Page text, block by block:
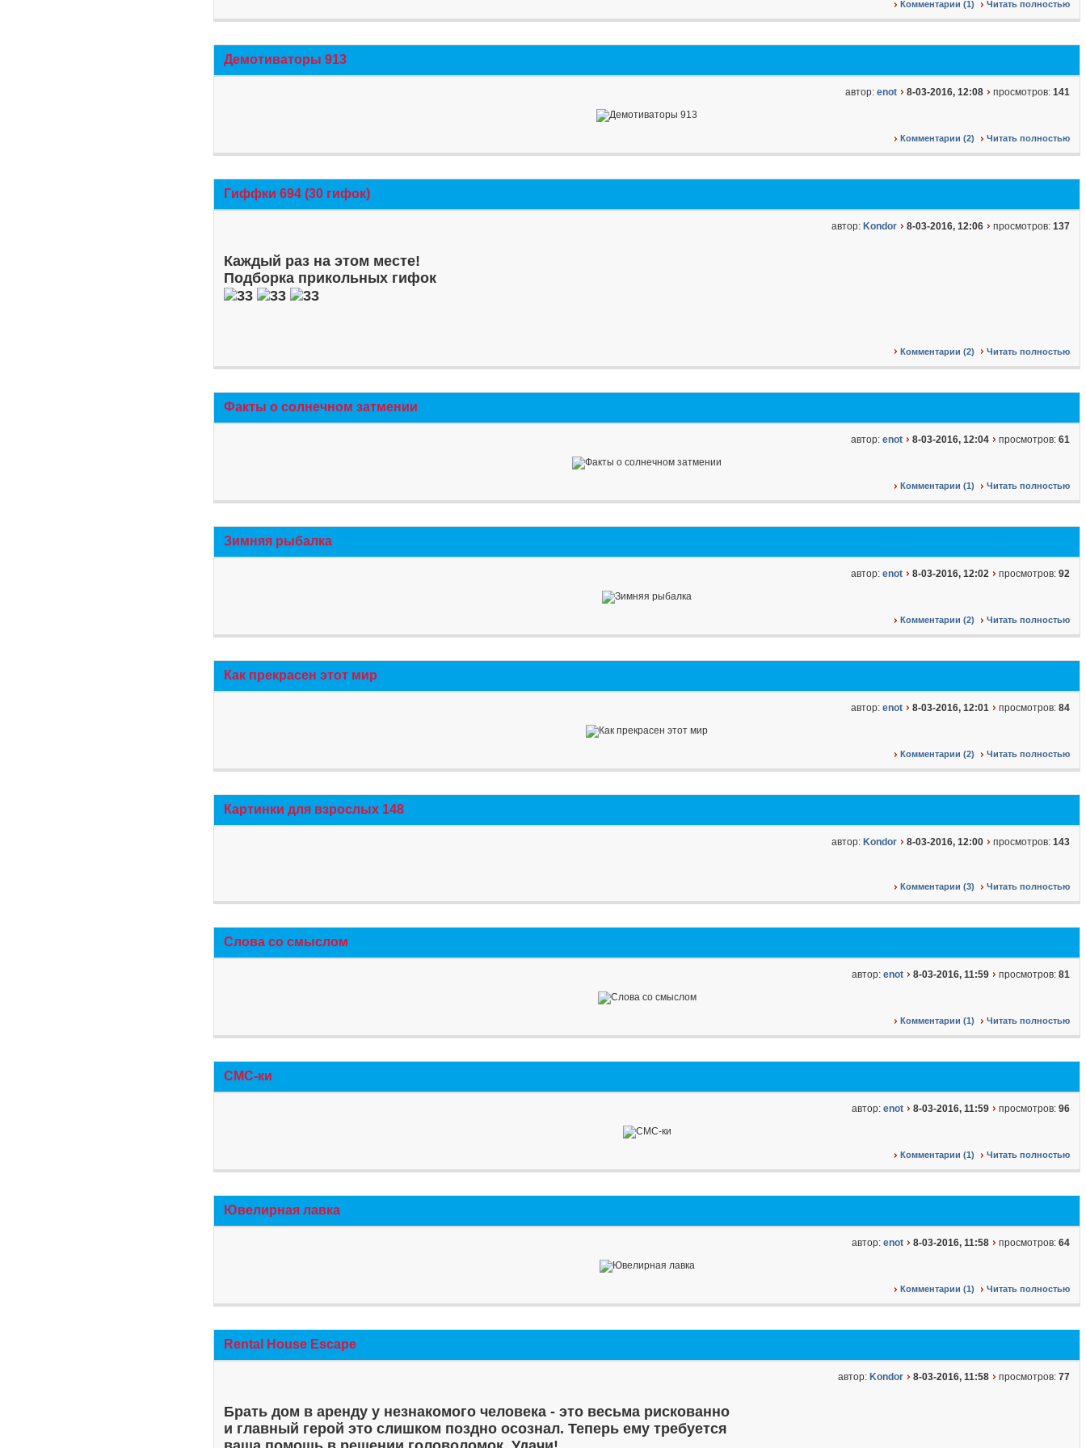
Комментарии (1) Читать полностью
Демотиваторы 913
автор: enot 8-03-2016, 12:08 просмотров: 141
Комментарии (2) Читать полностью
Гиффки 694 (30 гифок)
автор: Kondor 8-03-2016, 12:06 просмотров: 137
Каждый раз на этом месте!
Подборка прикольных гифок
Комментарии (2) Читать полностью
Факты о солнечном затмении
автор: enot 8-03-2016, 12:04 просмотров: 61
Комментарии (1) Читать полностью
Зимняя рыбалка
автор: enot 8-03-2016, 12:02 просмотров: 92
Комментарии (2) Читать полностью
Как прекрасен этот мир
автор: enot 8-03-2016, 12:01 просмотров: 84
Комментарии (2) Читать полностью
Картинки для взрослых 148
автор: Kondor 8-03-2016, 12:00 просмотров: 143
Комментарии (3) Читать полностью
Слова со смыслом
автор: enot 8-03-2016, 11:59 просмотров: 81
Комментарии (1) Читать полностью
СМС-ки
автор: enot 8-03-2016, 11:59 просмотров: 96
Комментарии (1) Читать полностью
Ювелирная лавка
автор: enot 8-03-2016, 11:58 просмотров: 64
Комментарии (1) Читать полностью
Rental House Escape
автор: Kondor 8-03-2016, 11:58 просмотров: 77
Брать дом в аренду у незнакомого человека - это весьма рискованно
и главный герой это слишком поздно осознал. Теперь ему требуется